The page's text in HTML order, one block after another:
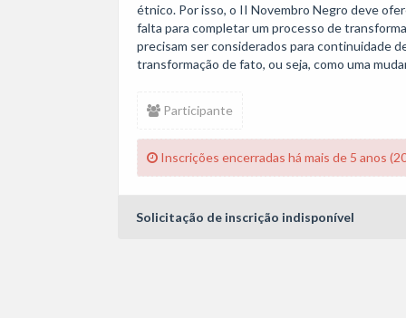
étnico. Por isso, o II Novembro Negro deve
falta para completar um processo de
precisam ser considerados para continuidade
transformação de fato, ou seja, como uma
Participante
Inscrições encerradas há mais de 5 anos
Solicitação de inscrição indisponível